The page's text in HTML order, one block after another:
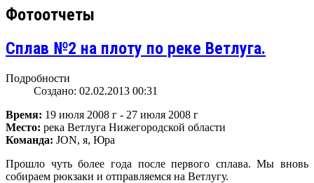
Фотоотчеты
Сплав №2 на плоту по реке Ветлуга.
Подробности
Создано: 02.02.2013 00:31
Время: 19 июля 2008 г - 27 июля 2008 г
Место: река Ветлуга Нижегородской области
Команда: JON, я, Юра
Прошло чуть более года после первого сплава. Мы вновь
собираем рюкзаки и отправляемся на Ветлугу.